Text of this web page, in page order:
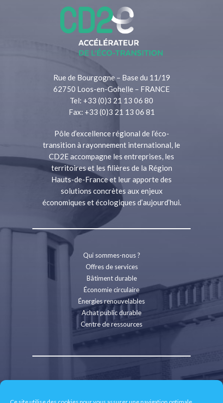
Rue de Bourgogne – Base du 11/19
62750 Loos-en-Gohelle – FRANCE
Tel: +33 (0)3 21 13 06 80
Fax: +33 (0)3 21 13 06 81
Pôle d’excellence régional de l’éco-
transition à rayonnement international, le
CD2E accompagne les entreprises, les
territoires et les filières de la Région
Hauts-de-France et leur apporte des
solutions concrètes aux enjeux
économiques et écologiques d’aujourd’hui.
Qui sommes-nous ?
Offres de services
Bâtiment durable
Économie circulaire
Énergies renouvelables
Achat public durable
Centre de ressources
Contact